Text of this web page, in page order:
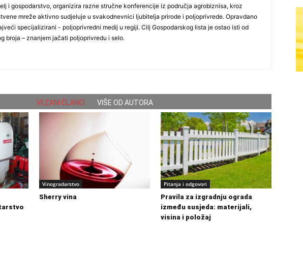
i gospodarstvo, organizira razne stručne konferencije iz područja agrobiznisa, kroz
mreže aktivno sudjeluje u svakodnevnici ljubitelja prirode i poljoprivrede. Opravdano
specijalizirani - poljoprivredni medij u regiji. Cilj Gospodarskog lista je ostao isti od
broja – znanjem jačati poljoprivredu i selo.
VEZANI ČLANCI VIŠE OD AUTORA
Vinogradarstvo
Sherry vina
Pitanja i odgovori
Pravila za izgradnju ograda
između susjeda: materijali,
visina i položaj